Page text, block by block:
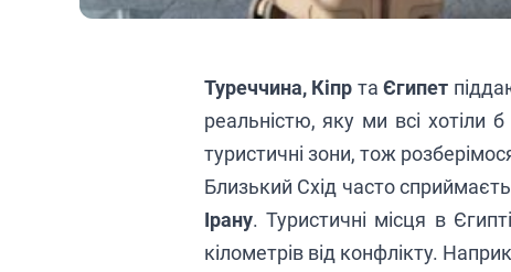
Туреччина, Кіпр таЄгипет
реальністю, яку ми всі хотіли
туристичні зони, тож
Близький Схід часто
Ірану. Туристичні місця в
кілометрів від конфлікту.